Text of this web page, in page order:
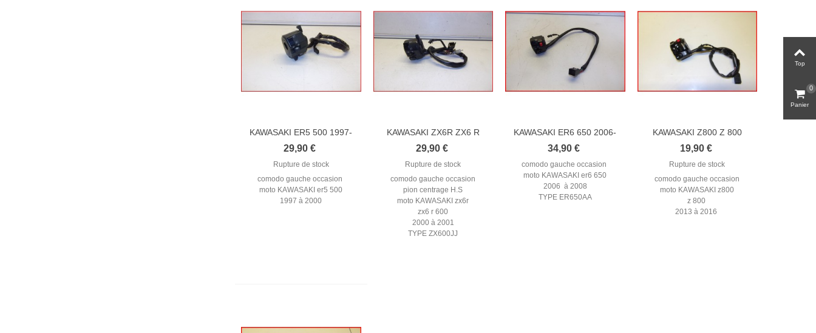
KAWASAKI ER5 500 1997-
2000...
29,90 €
Rupture de stock
comodo gauche occasion
moto KAWASAKI er5 500
1997 à 2000
KAWASAKI ZX6R ZX6 R
600...
29,90 €
Rupture de stock
comodo gauche occasion
pion centrage H.S
moto KAWASAKI zx6r
zx6 r 600
2000 à 2001
TYPE ZX600JJ
KAWASAKI ER6 650 2006-
2008...
34,90 €
comodo gauche occasion
moto KAWASAKI er6 650
2006 à 2008
TYPE ER650AA
KAWASAKI Z800 Z 800
2013-2016...
19,90 €
Rupture de stock
comodo gauche occasion
moto KAWASAKI z800
z 800
2013 à 2016
Top
Panier
0